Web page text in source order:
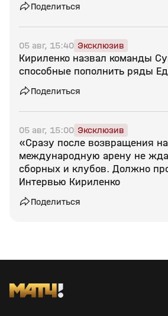
Поделиться
05 авг, 15:40 Эксклюзив
Кириленко назвал команды
способные пополнить ряды
Поделиться
05 авг, 15:00 Эксклюзив
«Сразу после возвращения на
международную арену не
сборных и клубов. Должно
Интервью Кириленко
Поделиться